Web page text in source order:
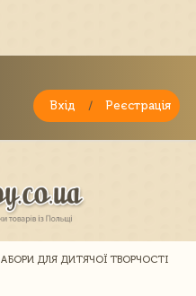
Вхід / Реєстрація
ДЛЯ ДИТЯЧОЇ ТВОРЧОСТІ